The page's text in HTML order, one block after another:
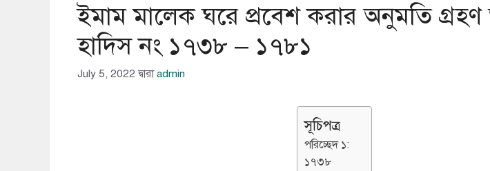
ইমাম মালেক ঘরে প্রবেশ করার অনুমতি গ্রহণ
হাদিস নং ১৭৩৮ – ১৭৮১
July 5, 2022 দ্বারাadmin
সূচিপত্র
পরিচ্ছেদ ১:
১৭৩৮